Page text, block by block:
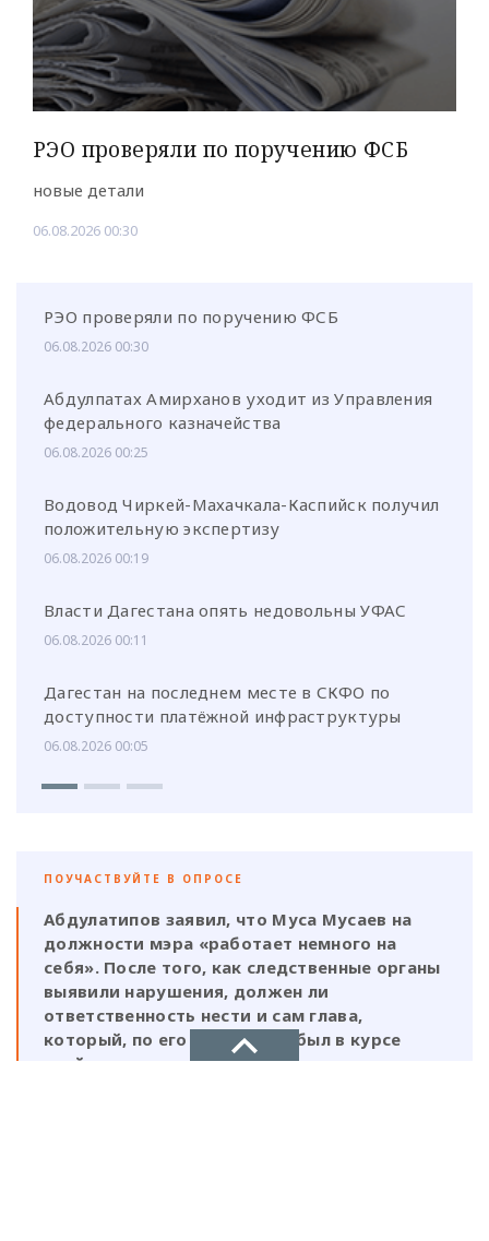
РЭО проверяли по поручению ФСБ
новые детали
06.08.2026 00:30
РЭО проверяли по поручению ФСБ
06.08.2026 00:30
Абдулпатах Амирханов уходит из Управления
федерального казначейства
06.08.2026 00:25
Водовод Чиркей-Махачкала-Каспийск получил
положительную экспертизу
06.08.2026 00:19
Власти Дагестана опять недовольны УФАС
06.08.2026 00:11
Дагестан на последнем месте в СКФО по
доступности платёжной инфраструктуры
06.08.2026 00:05
ПОУЧАСТВУЙТЕ В ОПРОСЕ
Абдулатипов заявил, что Муса Мусаев на
должности мэра «работает немного на
себя». После того, как следственные органы
выявили нарушения, должен ли
ответственность нести и сам глава,
который, по его же словам, был в курсе
этой деятельности?